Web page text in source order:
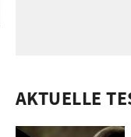
AKTUELLE